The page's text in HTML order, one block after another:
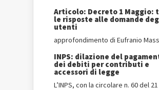
Articolo: Decreto 1 Maggio:
le risposte alle domande
utenti
approfondimento di Eufranio
INPS: dilazione del
dei debiti per contributi e
accessori di legge
L’INPS, con la circolare n. 60 del 21